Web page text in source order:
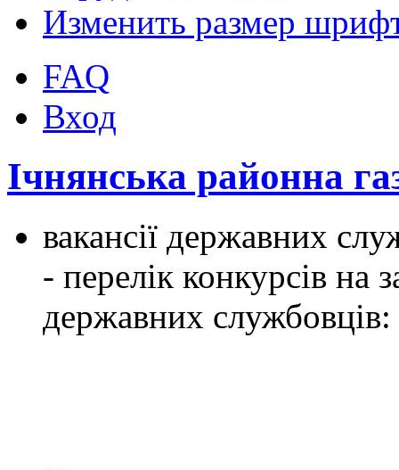
Изменить размер
FAQ
Вход
Ічнянська районна
вакансії державних
- перелік конкурсів на
державних службовців: